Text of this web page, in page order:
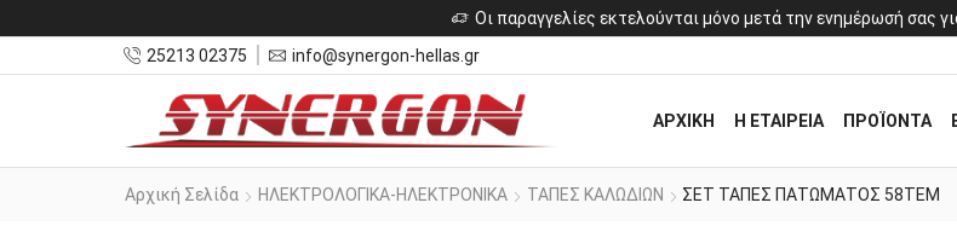
Οι παραγγελίες εκτελούνται μόνο μετά την ενημέρωσή σας
25213 02375
info@synergon-hellas.gr
ΑΡΧΙΚΗ Η ΕΤΑΙΡΕΙΑ ΠΡΟΪΟΝΤΑ
Αρχική Σελίδα ΗΛΕΚΤΡΟΛΟΓΙΚΑ-ΗΛΕΚΤΡΟΝΙΚΑ ΤΑΠΕΣ ΚΑΛΩΔΙΩΝ ΣΕΤ ΤΑΠΕΣ ΠΑΤΩΜΑΤΟΣ 58ΤΕΜ